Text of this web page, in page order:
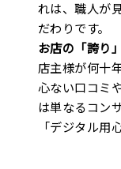
れは、職人が
だわりです。
お店の「誇り
店主様が何十
心ない口コミ
は単なるコン
「デジタル用